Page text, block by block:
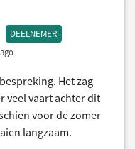
DEELNEMER
Het zag
veel vaart achter dit
voor de zomer
langzaam.